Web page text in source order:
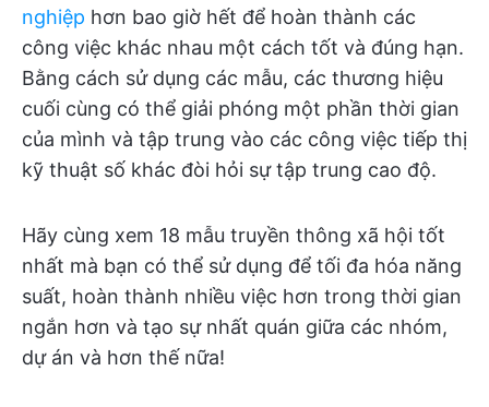
nghiệp hơn bao giờ hết để hoàn thành các
công việc khác nhau một cách tốt và đúng hạn.
Bằng cách sử dụng các mẫu, các thương hiệu
cuối cùng có thể giải phóng một phần thời gian
của mình và tập trung vào các công việc tiếp thị
kỹ thuật số khác đòi hỏi sự tập trung cao độ.
Hãy cùng xem 18 mẫu truyền thông xã hội tốt
nhất mà bạn có thể sử dụng để tối đa hóa năng
suất, hoàn thành nhiều việc hơn trong thời gian
ngắn hơn và tạo sự nhất quán giữa các nhóm,
dự án và hơn thế nữa!